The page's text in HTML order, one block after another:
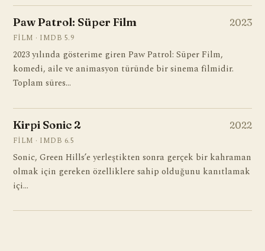
Paw Patrol: Süper Film 2023
FILM · IMDB 5.9
2023 yılında gösterime giren Paw Patrol: Süper Film,
komedi, aile ve animasyon türünde bir sinema filmidir.
Toplam süres…
Kirpi Sonic 2 2022
FILM · IMDB 6.5
Sonic, Green Hills’e yerleştikten sonra gerçek bir kahraman
olmak için gereken özelliklere sahip olduğunu kanıtlamak
içi…